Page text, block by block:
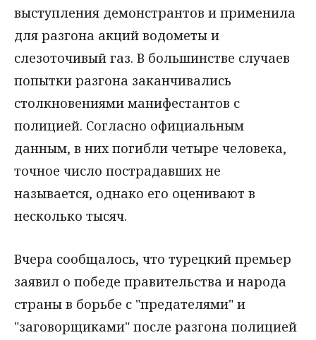
выступления демонстрантов и применила
для разгона акций водометы и
слезоточивый газ. В большинстве случаев
попытки разгона заканчивались
столкновениями манифестантов с
полицией. Согласно официальным
данным, в них погибли четыре человека,
точное число пострадавших не
называется, однако его оценивают в
несколько тысяч.
Вчера сообщалось, что турецкий премьер
заявил о победе правительства и народа
страны в борьбе с "предателями" и
"заговорщиками" после разгона полицией